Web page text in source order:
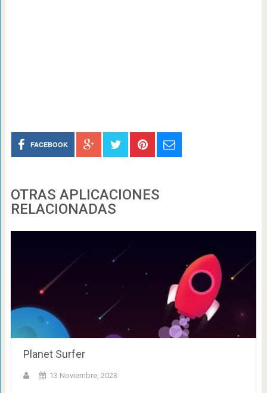
FACEBOOK
OTRAS APLICACIONES
RELACIONADAS
Planet Surfer
13 Noviembre, 2023